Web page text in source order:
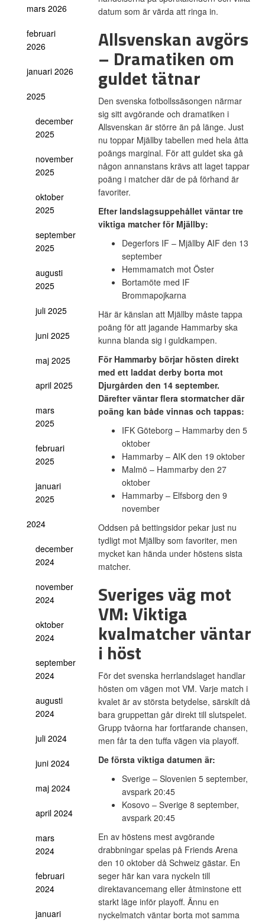
mars 2026
februari
2026
januari 2026
2025
december
2025
november
2025
oktober
2025
september
2025
augusti
2025
juli 2025
juni 2025
maj 2025
april 2025
mars
2025
februari
2025
januari
2025
2024
december
2024
november
2024
oktober
2024
september
2024
augusti
2024
juli 2024
juni 2024
maj 2024
april 2024
mars
2024
februari
2024
januari
datum som är värda att ringa in.
Allsvenskan avgörs
– Dramatiken om
guldet tätnar
Den svenska fotbollssäsongen närmar
sig sitt avgörande och dramatiken i
Allsvenskan är större än på länge. Just
nu toppar Mjällby tabellen med hela åtta
poängs marginal. För att guldet ska gå
någon annanstans krävs att laget tappar
poäng i matcher där de på förhand är
favoriter.
Efter landslagsuppehållet väntar tre
viktiga matcher för Mjällby:
Degerfors IF – Mjällby AIF den 13
september
Hemmamatch mot Öster
Bortamöte med IF
Brommapojkarna
Här är känslan att Mjällby måste tappa
poäng för att jagande Hammarby ska
kunna blanda sig i guldkampen.
För Hammarby börjar hösten direkt
med ett laddat derby borta mot
Djurgården den 14 september.
Därefter väntar flera stormatcher där
poäng kan både vinnas och tappas:
IFK Göteborg – Hammarby den 5
oktober
Hammarby – AIK den 19 oktober
Malmö – Hammarby den 27
oktober
Hammarby – Elfsborg den 9
november
Oddsen på bettingsidor pekar just nu
tydligt mot Mjällby som favoriter, men
mycket kan hända under höstens sista
matcher.
Sveriges väg mot
VM: Viktiga
kvalmatcher väntar
i höst
För det svenska herrlandslaget handlar
hösten om vägen mot VM. Varje match i
kvalet är av största betydelse, särskilt då
bara gruppettan går direkt till slutspelet.
Grupp tvåorna har fortfarande chansen,
men får ta den tuffa vägen via playoff.
De första viktiga datumen är:
Sverige – Slovenien 5 september,
avspark 20:45
Kosovo – Sverige 8 september,
avspark 20:45
En av höstens mest avgörande
drabbningar spelas på Friends Arena
den 10 oktober då Schweiz gästar. En
seger här kan vara nyckeln till
direktavancemang eller åtminstone ett
starkt läge inför playoff. Ännu en
nyckelmatch väntar borta mot samma